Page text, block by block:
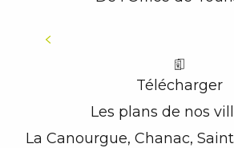
CARTE TOURISTIQUE
Télécharger
Les plans de nos
La Canourgue, Chanac,